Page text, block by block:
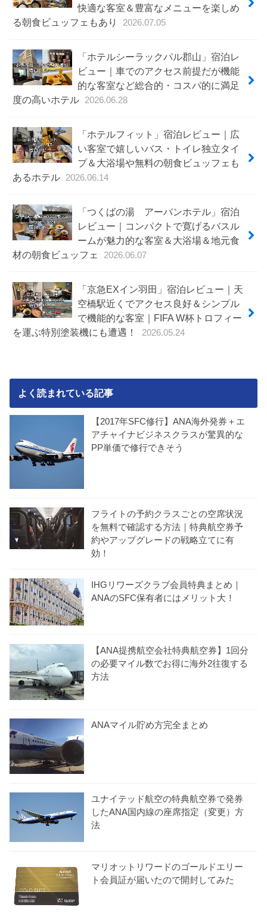
快適な客室＆豊富なメニューを楽しめ
る朝食ビュッフェもあり
2026.07.05
「ホテルシーラックパル郡山」宿泊レ
ビュー｜車でのアクセス前提だが機能
的な客室など総合的・コスパ的に満足
度の高いホテル
2026.06.28
「ホテルフィット」宿泊レビュー｜広
い客室で嬉しいバス・トイレ独立タイ
プ＆大浴場や無料の朝食ビュッフェも
あるホテル
2026.06.14
「つくばの湯 アーバンホテル」宿泊
レビュー｜コンパクトで寛げるバスル
ームが魅力的な客室＆大浴場＆地元食
材の朝食ビュッフェ
2026.06.07
「京急EXイン羽田」宿泊レビュー｜天
空橋駅近くでアクセス良好＆シンプル
で機能的な客室｜FIFA W杯トロフィー
を運ぶ特別塗装機にも遭遇！
2026.05.24
よく読まれている記事
【2017年SFC修行】ANA海外発券＋エ
アチャイナビジネスクラスが驚異的な
PP単価で修行できそう
フライトの予約クラスごとの空席状況
を無料で確認する方法｜特典航空券予
約やアップグレードの戦略立てに有
効！
IHGリワーズクラブ会員特典まとめ｜
ANAのSFC保有者にはメリット大！
【ANA提携航空会社特典航空券】1回分
の必要マイル数でお得に海外2往復する
方法
ANAマイル貯め方完全まとめ
ユナイテッド航空の特典航空券で発券
したANA国内線の座席指定（変更）方
法
マリオットリワードのゴールドエリー
ト会員証が届いたので開封してみた